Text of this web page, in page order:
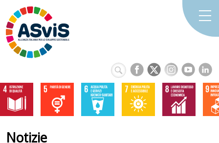
Notizie